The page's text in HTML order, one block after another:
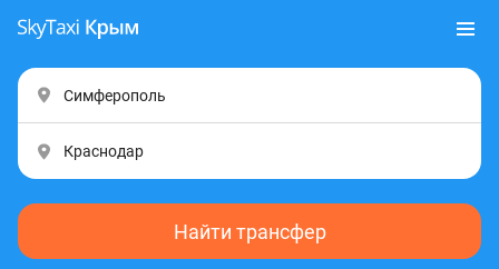
Найти трансфер